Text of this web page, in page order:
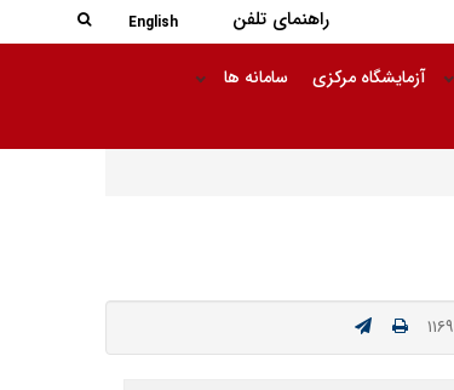
راهنمای تلفن جستجو English
آزمایشگاه مرکزی سامانه ها